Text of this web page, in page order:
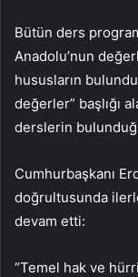
Bütün ders
Anadolu’nun
hususların
değerler” başlığı
derslerin
Cumhurbaşkanı
doğrultusunda
devam etti:
“Temel hak ve